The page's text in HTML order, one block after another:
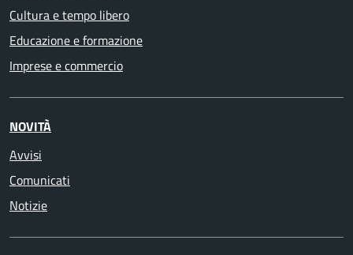
Cultura e tempo libero
Educazione e formazione
Imprese e commercio
NOVITÀ
Avvisi
Comunicati
Notizie